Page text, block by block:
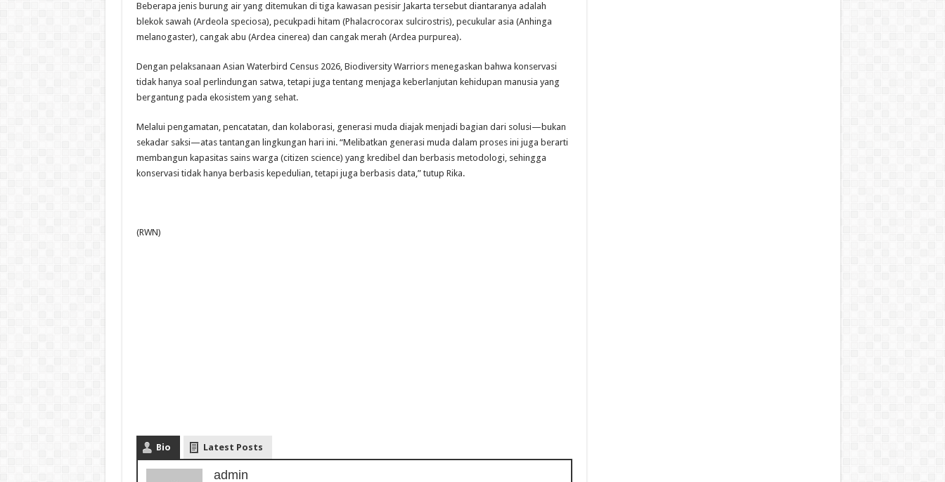
Beberapa jenis burung air yang ditemukan di tiga kawasan pesisir Jakarta tersebut diantaranya adalah
blekok sawah (Ardeola speciosa), pecukpadi hitam (Phalacrocorax sulcirostris), pecukular asia (Anhinga
melanogaster), cangak abu (Ardea cinerea) dan cangak merah (Ardea purpurea).
Dengan pelaksanaan Asian Waterbird Census 2026, Biodiversity Warriors menegaskan bahwa konservasi
tidak hanya soal perlindungan satwa, tetapi juga tentang menjaga keberlanjutan kehidupan manusia yang
bergantung pada ekosistem yang sehat.
Melalui pengamatan, pencatatan, dan kolaborasi, generasi muda diajak menjadi bagian dari solusi—bukan
sekadar saksi—atas tantangan lingkungan hari ini. “Melibatkan generasi muda dalam proses ini juga berarti
membangun kapasitas sains warga (citizen science) yang kredibel dan berbasis metodologi, sehingga
konservasi tidak hanya berbasis kepedulian, tetapi juga berbasis data,” tutup Rika.
(RWN)
Bio Latest Posts
admin